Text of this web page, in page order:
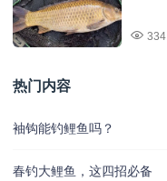
334
热门内容
袖钩能钓鲤鱼吗？
春钓大鲤鱼，这四招必备